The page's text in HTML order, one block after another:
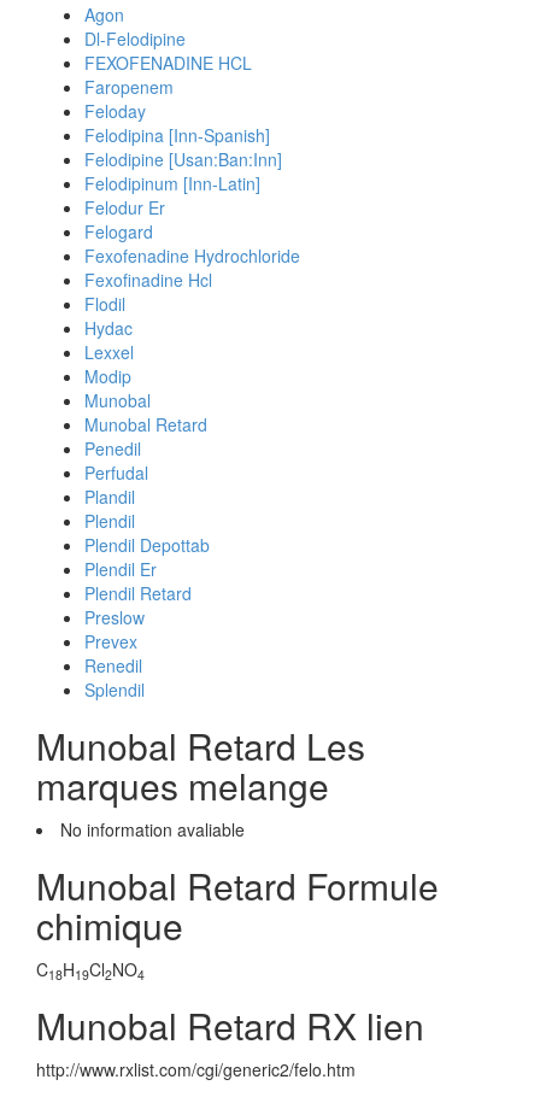
Agon
Dl-Felodipine
FEXOFENADINE HCL
Faropenem
Feloday
Felodipina [Inn-Spanish]
Felodipine [Usan:Ban:Inn]
Felodipinum [Inn-Latin]
Felodur Er
Felogard
Fexofenadine Hydrochloride
Fexofinadine Hcl
Flodil
Hydac
Lexxel
Modip
Munobal
Munobal Retard
Penedil
Perfudal
Plandil
Plendil
Plendil Depottab
Plendil Er
Plendil Retard
Preslow
Prevex
Renedil
Splendil
Munobal Retard Les
marques melange
No information avaliable
Munobal Retard Formule
chimique
C18H19Cl2NO4
Munobal Retard RX lien
http://www.rxlist.com/cgi/generic2/felo.htm